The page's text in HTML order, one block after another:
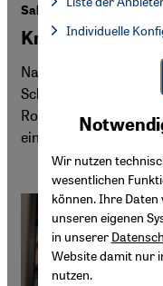
Salman Rushdies
Krimi um die
Nach dem Attentat
Schriftsteller-Elite
Roman. Die
einzigartig. Von
Wir nutzen
wesentlichen
können. Ihre
unseren eigenen
in unserer
Website damit nur
nutzen.
Facebook Embed /
Facebook
Google Maps
Individuelle